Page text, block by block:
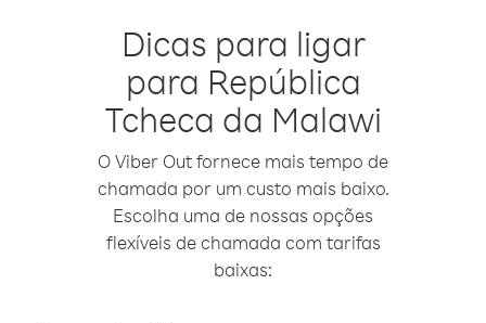
Dicas para ligar
para República
Tcheca da Malawi
O Viber Out fornece mais tempo de
chamada por um custo mais baixo.
Escolha uma de nossas opções
flexíveis de chamada com tarifas
baixas: